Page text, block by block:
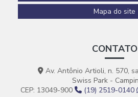
Mapa do site
CONTATO
Av. Antônio Artioli, n. 570,
Swiss Park -
CEP: 13049-900
(19) 2519-0140